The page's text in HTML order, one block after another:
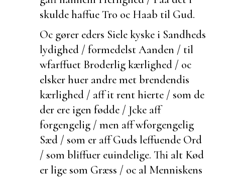
skulde haffue Tro oc Haab til Gud.
Oc gører eders Siele kyske i Sandheds
lydighed / formedelst Aanden / til
wfarffuet Broderlig kærlighed / oc
elskerhuer andre met brendendis
kærlighed / aff it rent hierte / som de
der ere igen fødde / Jcke aff
forgengelig / men aff wforgengelig
Sæd / som er aff Guds leffuende Ord
/ som bliffuer euindelige. Thi alt Kød
er lige som Græss / oc al Menniskens